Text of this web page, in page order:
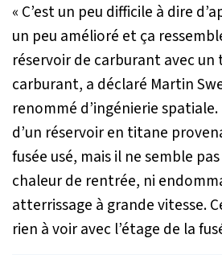
« C’est un peu difficile à dire
un peu amélioré et ça
réservoir de carburant avec un
carburant, a déclaré Martin
renommé d’ingénierie spatiale.
d’un réservoir en titane
fusée usé, mais il ne semble
chaleur de rentrée, ni
atterrissage à grande vitesse.
rien à voir avec l’étage de la